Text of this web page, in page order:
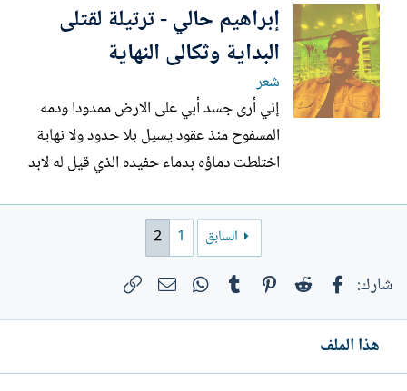
وتهتكت شراينه في المنافي انفصلت عني
وتشتت كذرات الرمال...
إبراهيم حالي - ترتيلة لقتلى
البداية وثكالى النهاية
شعر
إني أرى جسد أبي على الارض ممدودا ودمه
المسفوح منذ عقود يسيل بلا حدود ولا نهاية
اختلطت دماؤه بدماء حفيده الذي قيل له لابد
زالت دماؤنا تسكب علي الطرقات والوديان
رخيصة حسب اسطورة التاريخ ولم تنته
بعد...
السابق 1
2
شارك: فيسبوك Reddit
Pinterest
Tumblr
WhatsAppالبريد الإلكتروني
هذا الملف